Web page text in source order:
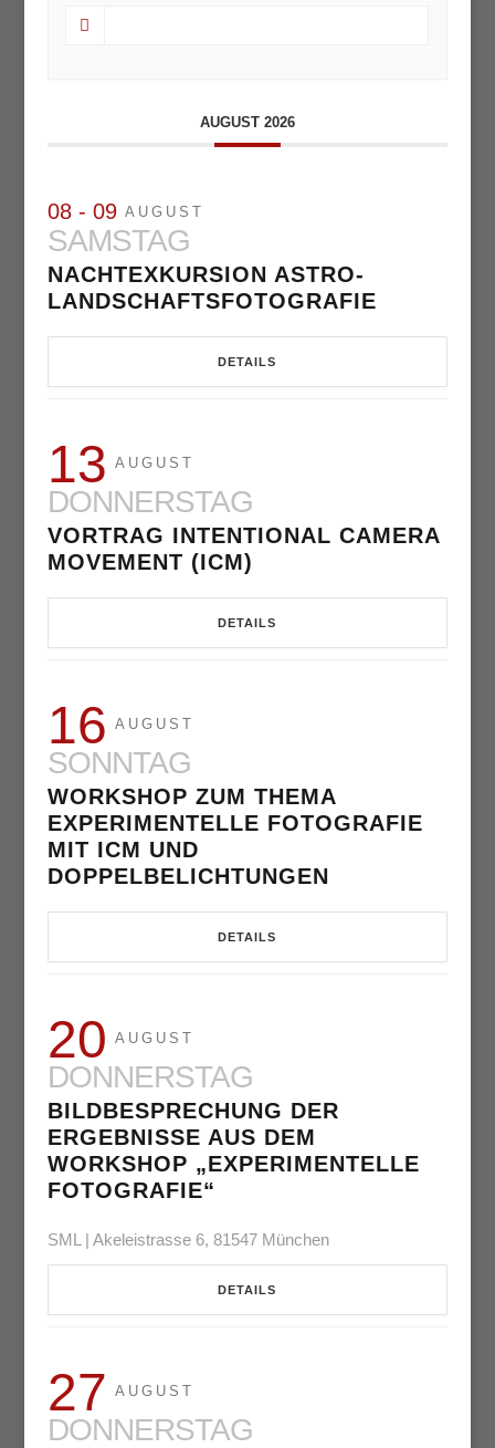
AUGUST 2026
08 - 09 AUGUST
SAMSTAG
NACHTEXKURSION ASTRO-
LANDSCHAFTSFOTOGRAFIE
DETAILS
13 AUGUST
DONNERSTAG
VORTRAG INTENTIONAL CAMERA
MOVEMENT (ICM)
DETAILS
16 AUGUST
SONNTAG
WORKSHOP ZUM THEMA
EXPERIMENTELLE FOTOGRAFIE
MIT ICM UND
DOPPELBELICHTUNGEN
DETAILS
20 AUGUST
DONNERSTAG
BILDBESPRECHUNG DER
ERGEBNISSE AUS DEM
WORKSHOP „EXPERIMENTELLE
FOTOGRAFIE“
SML | Akeleistrasse 6, 81547 München
DETAILS
27 AUGUST
DONNERSTAG